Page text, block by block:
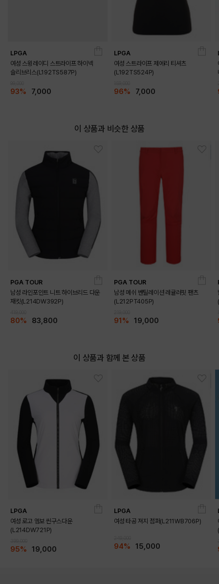
LPGA
여성 스윙레이디 스트라이프 하이넥
슬리브리스(L192TS587P)
93% 7,000
LPGA
여성 스트라이프 제에리 티셔츠
(L192TS524P)
96% 7,000
이 상품과 비슷한 상품
PGA TOUR
남성 라인포인트 니트 하이브리드 다운
재킷(L214DW392P)
80% 83,800
PGA TOUR
남성 메쉬 벤틸레이션 레귤러핏 팬츠
(L212PT405P)
91% 19,000
이 상품과 함께 본 상품
LPGA
여성 로고 엠보 씬구스다운
(L214DW721P)
95% 19,000
LPGA
여성 타공 져지 점퍼(L211WB706P)
94% 15,000